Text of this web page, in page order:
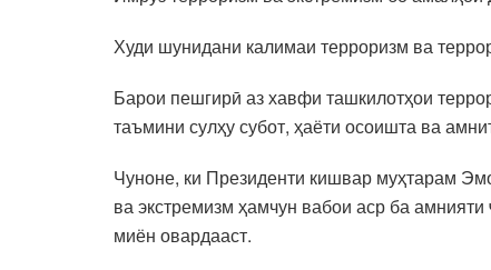
Худи шунидани калимаи терроризм ва
Барои пешгирӣ аз хавфи ташкилотҳои
таъмини сулҳу субот, ҳаёти осоишта ва
Чуноне, ки Президенти кишвар муҳтарам
ва экстремизм ҳамчун вабои аср ба
миён овардааст.